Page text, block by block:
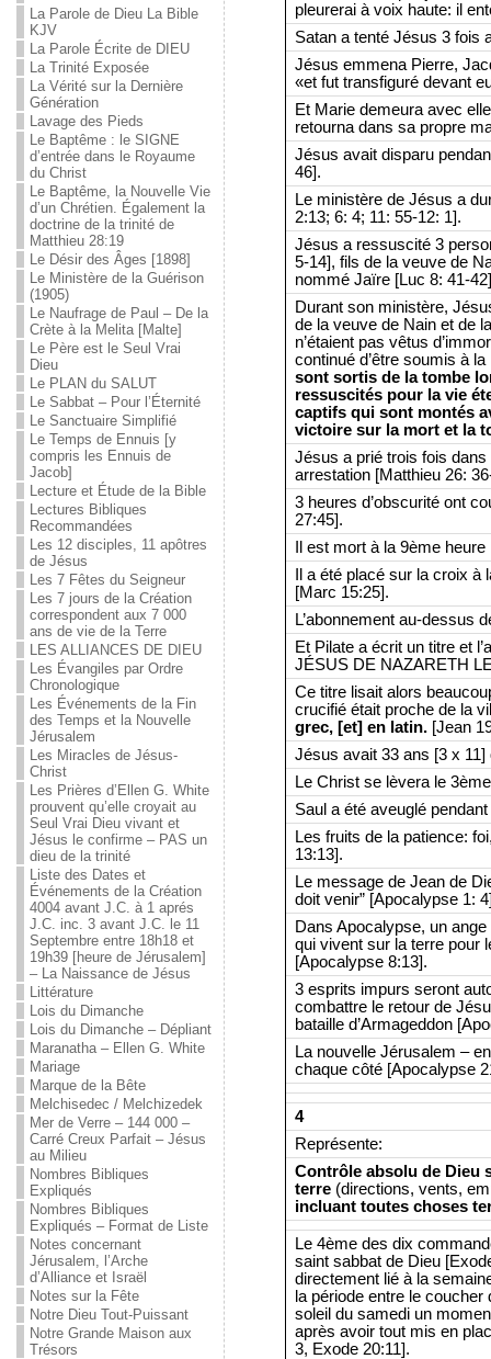
La Parole de Dieu La Bible
KJV
La Parole Écrite de DIEU
La Trinité Exposée
La Vérité sur la Dernière
Génération
Lavage des Pieds
Le Baptême : le SIGNE
d’entrée dans le Royaume
du Christ
Le Baptême, la Nouvelle Vie
d’un Chrétien. Également la
doctrine de la trinité de
Matthieu 28:19
Le Désir des Âges [1898]
Le Ministère de la Guérison
(1905)
Le Naufrage de Paul – De la
Crète à la Melita [Malte]
Le Père est le Seul Vrai
Dieu
Le PLAN du SALUT
Le Sabbat – Pour l’Éternité
Le Sanctuaire Simplifié
Le Temps de Ennuis [y
compris les Ennuis de
Jacob]
Lecture et Étude de la Bible
Lectures Bibliques
Recommandées
Les 12 disciples, 11 apôtres
de Jésus
Les 7 Fêtes du Seigneur
Les 7 jours de la Création
correspondent aux 7 000
ans de vie de la Terre
LES ALLIANCES DE DIEU
Les Évangiles par Ordre
Chronologique
Les Événements de la Fin
des Temps et la Nouvelle
Jérusalem
Les Miracles de Jésus-
Christ
Les Prières d’Ellen G. White
prouvent qu’elle croyait au
Seul Vrai Dieu vivant et
Jésus le confirme – PAS un
dieu de la trinité
Liste des Dates et
Événements de la Création
4004 avant J.C. à 1 aprés
J.C. inc. 3 avant J.C. le 11
Septembre entre 18h18 et
19h39 [heure de Jérusalem]
– La Naissance de Jésus
Littérature
Lois du Dimanche
Lois du Dimanche – Dépliant
Maranatha – Ellen G. White
Mariage
Marque de la Bête
Melchisedec / Melchizedek
Mer de Verre – 144 000 –
Carré Creux Parfait – Jésus
au Milieu
Nombres Bibliques
Expliqués
Nombres Bibliques
Expliqués – Format de Liste
Notes concernant
Jérusalem, l’Arche
d’Alliance et Israël
Notes sur la Fête
Notre Dieu Tout-Puissant
Notre Grande Maison aux
Trésors
pleurerai à voix haute: il
Satan a tenté Jésus 3 fois
Jésus emmena Pierre,
«et fut transfiguré devant
Et Marie demeura avec
retourna dans sa propre
Jésus avait disparu
46].
Le ministère de Jésus a
2:13; 6: 4; 11: 55-12: 1].
Jésus a ressuscité 3
5-14], fils de la veuve de
nommé Jaïre [Luc 8: 41-
Durant son ministère,
de la veuve de Nain et de
n’étaient pas vêtus
continué d’être soumis à
sont sortis de la tombe
ressuscités pour la vie
captifs qui sont montés
victoire sur la mort et la
Jésus a prié trois fois
arrestation [Matthieu 26:
3 heures d’obscurité ont
27:45].
Il est mort à la 9ème
Il a été placé sur la croix
[Marc 15:25].
L’abonnement au-dessus
Et Pilate a écrit un titre et
JÉSUS DE NAZARETH
Ce titre lisait alors
crucifié était proche de la
grec, [et] en latin.[Jean
Jésus avait 33 ans [3 x 11]
Le Christ se lèvera le
Saul a été aveuglé
Les fruits de la patience:
13:13].
Le message de Jean de
doit venir” [Apocalypse 1:
Dans Apocalypse, un
qui vivent sur la terre pour
[Apocalypse 8:13].
3 esprits impurs seront
combattre le retour de
bataille d’Armageddon
La nouvelle Jérusalem –
chaque côté [Apocalypse
4
Représente:
Contrôle absolu de Dieu
terre(directions, vents,
incluant toutes choses
Le 4ème des dix
saint sabbat de Dieu
directement lié à la
la période entre le
soleil du samedi un
après avoir tout mis en
3, Exode 20:11].